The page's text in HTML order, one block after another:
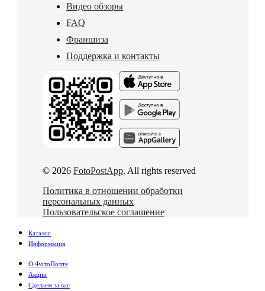
Видео обзоры
FAQ
Франшиза
Поддержка и контакты
© 2026 FotoPostApp. All rights reserved
Политика в отношении обработки
персональных данных
Пользовательское соглашение
Каталог
Информация
О ФотоПочте
Акции
Сделаем за вас